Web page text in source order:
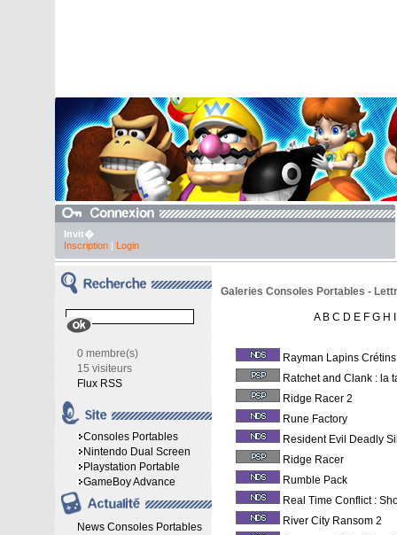
Invit�
Inscription| Login
0 membre(s)
15 visiteurs
Flux RSS
Consoles Portables
Nintendo Dual Screen
Playstation Portable
GameBoy Advance
News Consoles Portables
Galeries Consoles Portables -
A B C D E F G H
Rayman Lapins Crétins
Ratchet and Clank : la
Ridge Racer 2
Rune Factory
Resident Evil Deadly
Ridge Racer
Rumble Pack
Real Time Conflict :
River City Ransom 2